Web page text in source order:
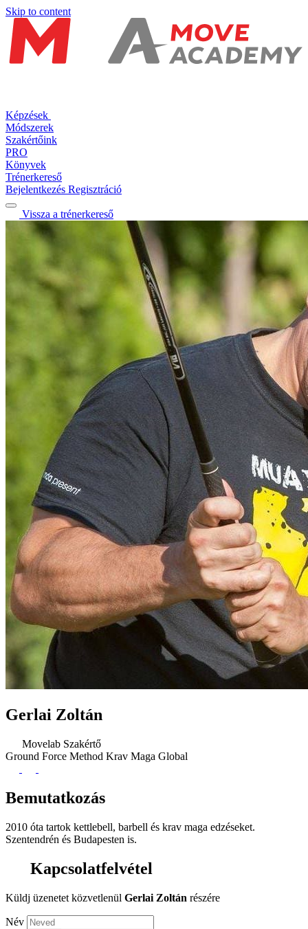
Skip to content
Képzések
Módszerek
Szakértőink
PRO
Könyvek
Trénerkereső
Bejelentkezés Regisztráció
Vissza a trénerkereső
Gerlai Zoltán
Movelab Szakértő
Ground Force Method Krav Maga Global
Bemutatkozás
2010 óta tartok kettlebell, barbell és krav maga edzéseket.
Szentendrén és Budapesten is.
Kapcsolatfelvétel
Küldj üzenetet közvetlenül Gerlai Zoltán részére
Név